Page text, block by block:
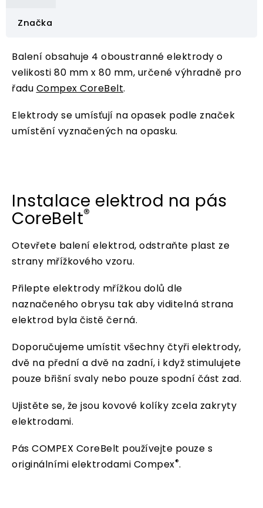
Značka
Balení obsahuje 4 oboustranné elektrody o
velikosti 80 mm x 80 mm, určené výhradně pro
řadu Compex CoreBelt.
Elektrody se umísťují na opasek podle značek
umístění vyznačených na opasku.
Instalace elektrod na pás
CoreBelt®
Otevřete balení elektrod, odstraňte plast ze
strany mřížkového vzoru.
Přilepte elektrody mřížkou dolů dle
naznačeného obrysu tak aby viditelná strana
elektrod byla čistě černá.
Doporučujeme umístit všechny čtyři elektrody,
dvě na přední a dvě na zadní, i když stimulujete
pouze břišní svaly nebo pouze spodní část zad.
Ujistěte se, že jsou kovové kolíky zcela zakryty
elektrodami.
Pás COMPEX CoreBelt používejte pouze s
originálními elektrodami Compex®.